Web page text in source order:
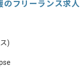
のフリーランス求
)